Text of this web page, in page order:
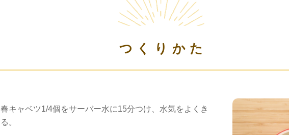
つくりかた
春キャベツ1/4個をサーバー水に15分つけ、水気をよくき
る。